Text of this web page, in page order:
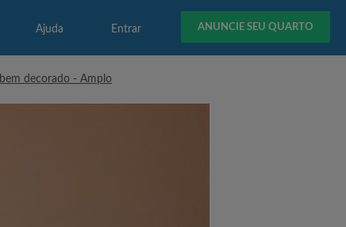
ANUNCIE SEU QUARTO
Entrar
Ajuda
decorado - Amplo